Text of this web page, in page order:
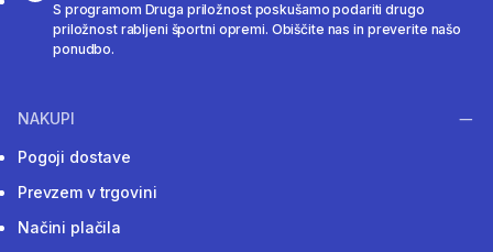
S programom Druga priložnost poskušamo podariti drugo
priložnost rabljeni športni opremi. Obiščite nas in preverite našo
ponudbo.
NAKUPI
Pogoji dostave
Prevzem v trgovini
Načini plačila